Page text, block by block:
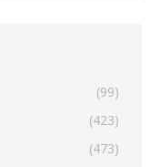
(99)
(423)
(473)